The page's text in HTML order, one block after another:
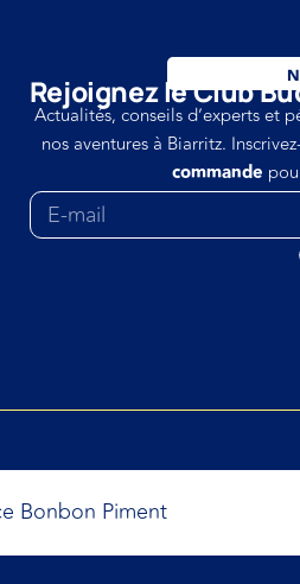
Rejoignez le Club
Actualités, conseils d’experts et
nos aventures à Biarritz.
commande
Bonbon Piment